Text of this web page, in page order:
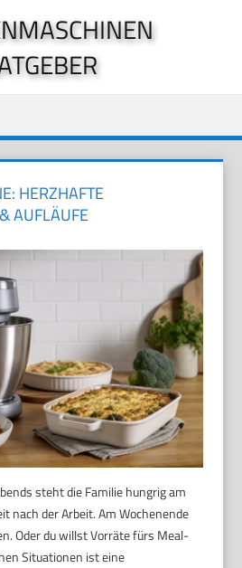
HERZHAFTE
AUFLÄUFE
steht die Familie hungrig am
nach der Arbeit. Am Wochenende
Oder du willst Vorräte fürs Meal-
Situationen ist eine